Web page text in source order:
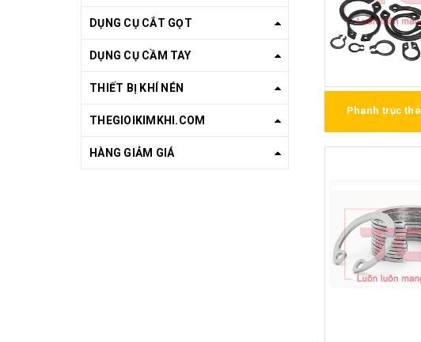
Phanh trục
DỤNG CỤ CẮT GỌT
DỤNG CỤ CẦM TAY
THIẾT BỊ KHÍ NÉN
THEGIOIKIMKHI.COM
HÀNG GIẢM GIÁ